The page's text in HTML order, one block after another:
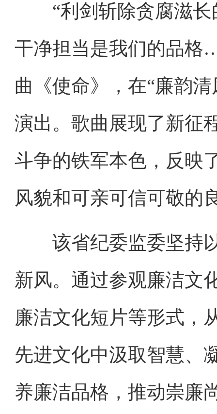
“利剑斩除贪腐滋长
干净担当是我们的品格
曲《使命》，在“廉韵
演出。歌曲展现了新征
斗争的铁军本色，反映
风貌和可亲可信可敬的
该省纪委监委坚持以
新风。通过参观廉洁文
廉洁文化短片等形式，
先进文化中汲取智慧、
养廉洁品格，推动崇廉